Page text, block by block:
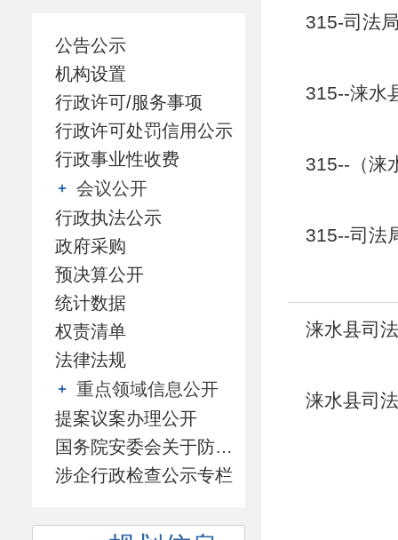
公告公示
机构设置
行政许可/服务事项
行政许可处罚信用公示
行政事业性收费
会议公开
行政执法公示
政府采购
预决算公开
统计数据
权责清单
法律法规
重点领域信息公开
提案议案办理公开
国务院安委会关于防范遏制矿山领域重特大生产安全事故的硬措施专栏
涉企行政检查公示专栏
315-司法
315--涞水
315--（涞
315--司法
涞水县司
涞水县司